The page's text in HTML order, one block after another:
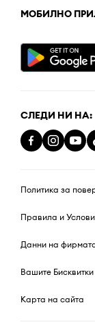
МОБИЛНО
СЛЕДИ НИ НА:
Политика за
Правила и
Данни на
Вашите Бисквитки
Карта на сайта